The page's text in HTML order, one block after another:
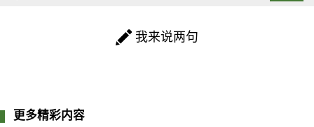
我来说两句
更多精彩内容